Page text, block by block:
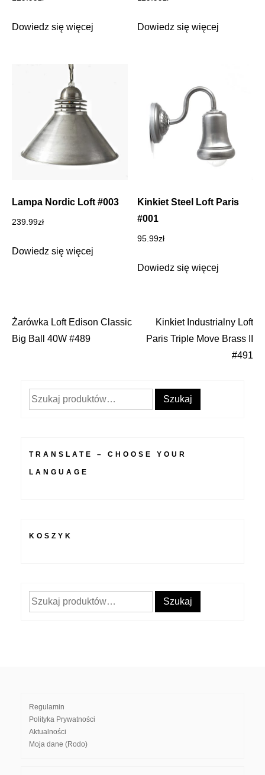
Dowiedz się więcej Dowiedz się więcej
Lampa Nordic Loft #003
239.99zł
Dowiedz się więcej
Kinkiet Steel Loft Paris
#001
95.99zł
Dowiedz się więcej
Nawigacja
Żarówka Loft Edison Classic
Big Ball 40W #489
Kinkiet Industrialny Loft
Paris Triple Move Brass II
#491
Szukaj: Szukaj
TRANSLATE – CHOOSE YOUR
LANGUAGE
KOSZYK
Szukaj: Szukaj
Regulamin
Polityka Prywatności
Aktualności
Moja dane (Rodo)